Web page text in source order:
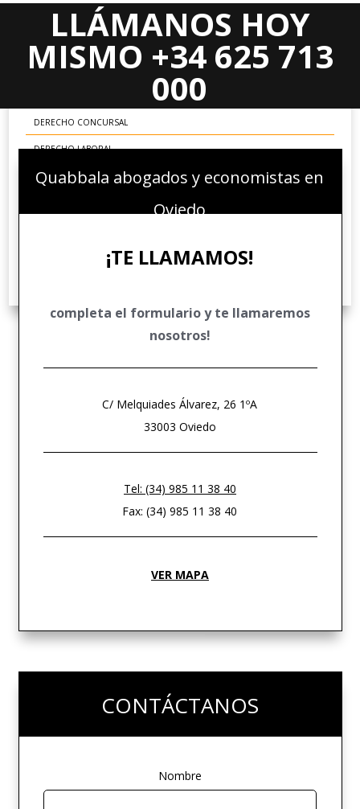
Areas Jurídicas
DERECHO CIVIL
DERECHO CONCURSAL
DERECHO LABORAL
DERECHO ADMINISTRATIVO
DERECHO FINANCIERO Y TRIBUTARIO
DERECHO COMUNITARIO EUROPEO E INTERNACIONAL
LLÁMANOS HOY
MISMO +34 625 713
000
Quabbala abogados y economistas en
Oviedo
¡TE LLAMAMOS!
completa el formulario y te llamaremos
nosotros!
C/ Melquiades Álvarez, 26 1ºA
33003 Oviedo
Tel: (34) 985 11 38 40
Fax: (34) 985 11 38 40
VER MAPA
CONTÁCTANOS
Nombre